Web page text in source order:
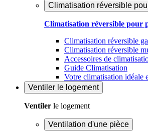
Climatisation réversible
Climatisation réversible pour
Climatisation réversible
Climatisation réversible
Accessoires de
Guide Climatisation
Votre climatisation idéale
Ventiler le logement
Ventiler le logement
Ventilation d'une pièce